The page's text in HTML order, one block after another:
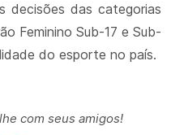
decisões das categorias
Feminino Sub-17 e Sub-
do esporte no país.
com seus amigos!